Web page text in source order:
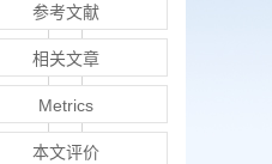
参考文献
相关文章
Metrics
本文评价